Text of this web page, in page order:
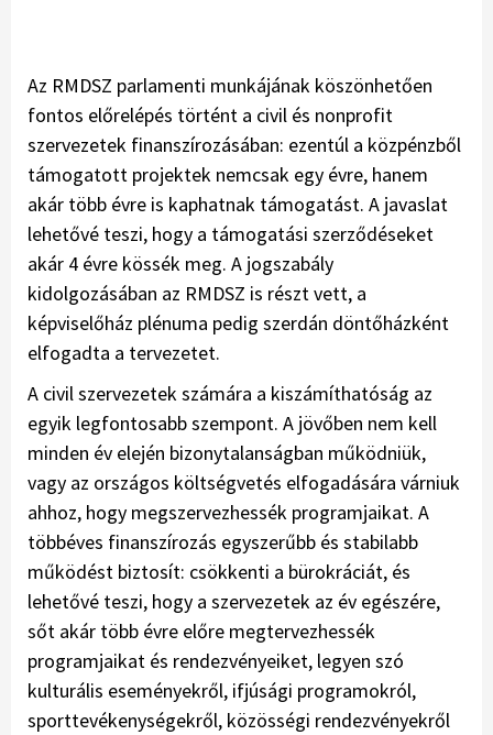
Az RMDSZ parlamenti munkájának köszönhetően
fontos előrelépés történt a civil és nonprofit
szervezetek finanszírozásában: ezentúl a közpénzből
támogatott projektek nemcsak egy évre, hanem
akár több évre is kaphatnak támogatást. A javaslat
lehetővé teszi, hogy a támogatási szerződéseket
akár 4 évre kössék meg. A jogszabály
kidolgozásában az RMDSZ is részt vett, a
képviselőház plénuma pedig szerdán döntőházként
elfogadta a tervezetet.
A civil szervezetek számára a kiszámíthatóság az
egyik legfontosabb szempont. A jövőben nem kell
minden év elején bizonytalanságban működniük,
vagy az országos költségvetés elfogadására várniuk
ahhoz, hogy megszervezhessék programjaikat. A
többéves finanszírozás egyszerűbb és stabilabb
működést biztosít: csökkenti a bürokráciát, és
lehetővé teszi, hogy a szervezetek az év egészére,
sőt akár több évre előre megtervezhessék
programjaikat és rendezvényeiket, legyen szó
kulturális eseményekről, ifjúsági programokról,
sporttevékenységekről, közösségi rendezvényekről